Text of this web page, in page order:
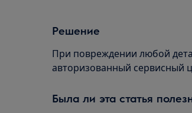
Решение
При повреждении любой
авторизованный сервисный
Была ли эта статья